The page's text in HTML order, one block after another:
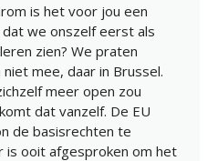
is het voor jou een
we onszelf eerst als
zien? We praten
mee, daar in Brussel.
meer open zou
dat vanzelf. De EU
de basisrechten te
is ooit afgesproken om het